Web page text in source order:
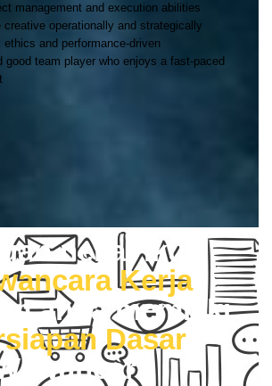
management and execution abilities
operationally and strategically
ethics and performance-driven
good team player who enjoys a fast-paced
nekat ikut
Kerja
anda memiliki
Dasar